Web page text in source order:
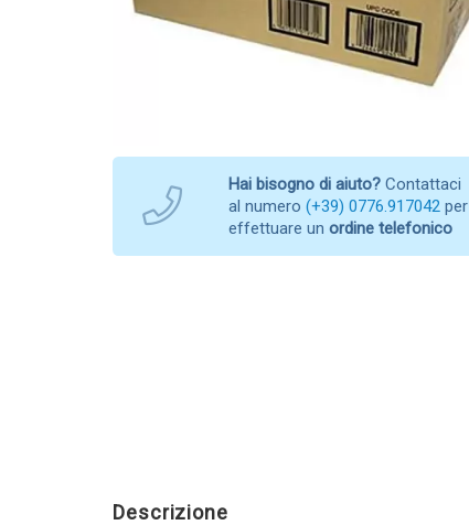
Hai bisogno di aiuto? Contattaci
al numero (+39) 0776.917042 per
effettuare un ordine telefonico
Descrizione